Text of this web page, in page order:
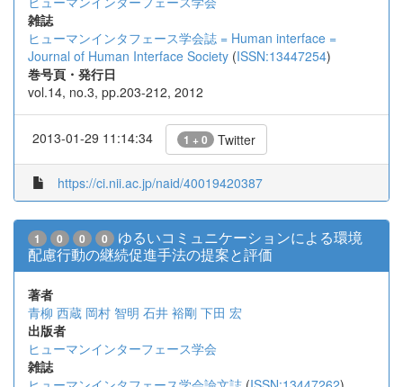
雑誌
ヒューマンインタフェース学会誌 = Human interface =
Journal of Human Interface Society (ISSN:13447254)
巻号頁・発行日
vol.14, no.3, pp.203-212, 2012
2013-01-29 11:14:34 1 + 0 Twitter
https://ci.nii.ac.jp/naid/40019420387
1 0 0 0
ゆるいコミュニケーションによる環境
配慮行動の継続促進手法の提案と評価
著者
青柳 西蔵 岡村 智明 石井 裕剛 下田 宏
出版者
ヒューマンインターフェース学会
雑誌